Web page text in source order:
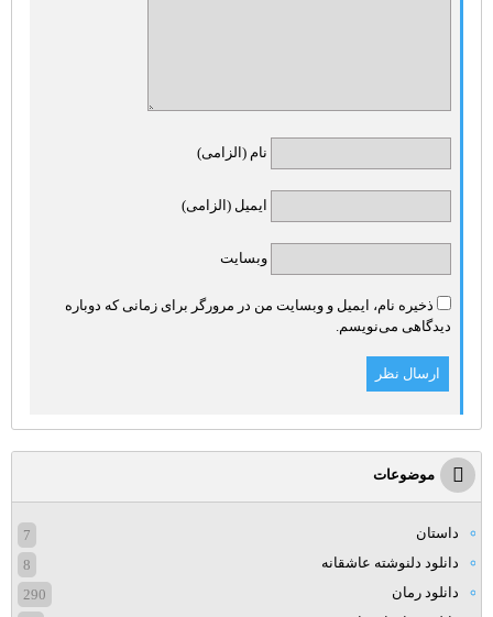
نام (الزامی)
ایمیل (الزامی)
وبسایت
ذخیره نام، ایمیل و وبسایت من در مرورگر برای زمانی که دوباره
دیدگاهی می‌نویسم.
موضوعات
داستان
7
دانلود دلنوشته عاشقانه
8
دانلود رمان
290